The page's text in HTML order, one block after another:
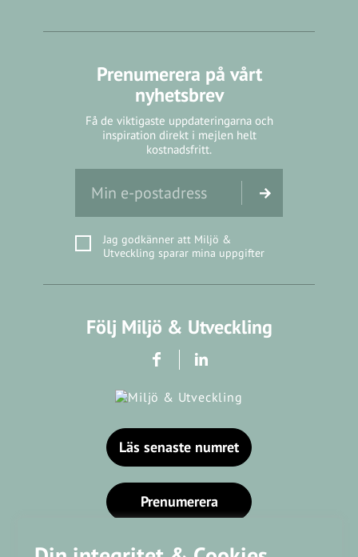
Prenumerera på vårt
nyhetsbrev
Få de viktigaste uppdateringarna och
inspiration direkt i mejlen helt
kostnadsfritt.
Jag godkänner att Miljö &
Utveckling sparar mina uppgifter
Följ Miljö & Utveckling
Läs senaste numret
Prenumerera